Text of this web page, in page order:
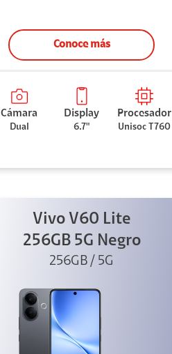
Conoce más
Cámara
Dual
Display
6.7"
Procesador
Unisoc T760
Vivo V60 Lite
256GB 5G Negro
256GB / 5G